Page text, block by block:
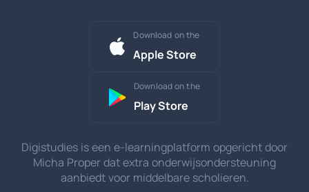
Download on the
Apple Store
Download on the
Play Store
Digistudies is een e-learningplatform opgericht door
Micha Proper dat extra onderwijsondersteuning
aanbiedt voor middelbare scholieren.